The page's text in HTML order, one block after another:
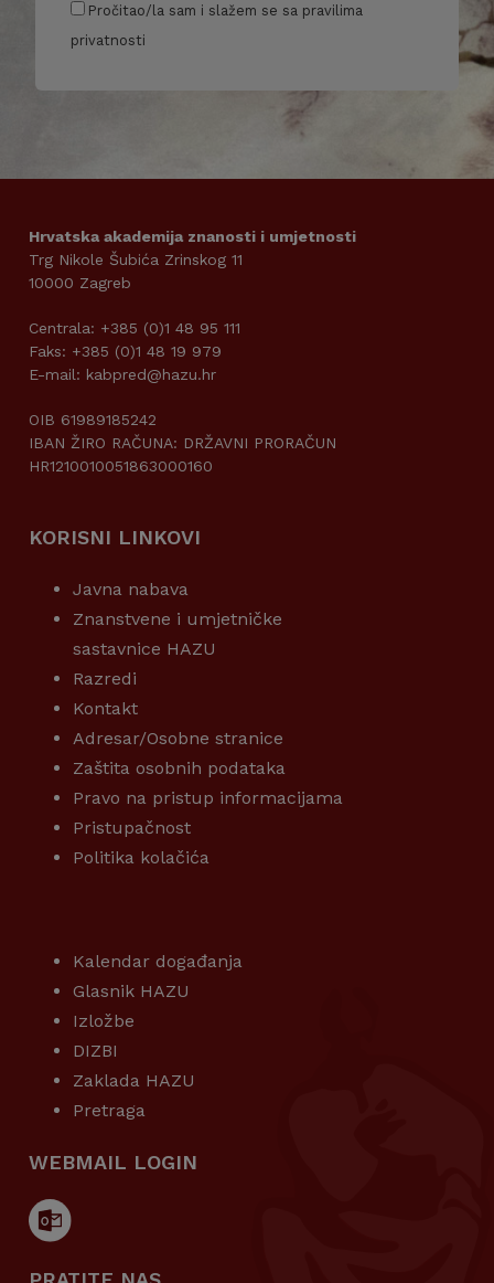
Pročitao/la sam i slažem se sa pravilima
privatnosti
Hrvatska akademija znanosti i umjetnosti
Trg Nikole Šubića Zrinskog 11
10000 Zagreb
Centrala: +385 (0)1 48 95 111
Faks: +385 (0)1 48 19 979
E-mail: kabpred@hazu.hr
OIB 61989185242
IBAN ŽIRO RAČUNA: DRŽAVNI PRORAČUN
HR1210010051863000160
KORISNI LINKOVI
Javna nabava
Znanstvene i umjetničke
sastavnice HAZU
Razredi
Kontakt
Adresar/Osobne stranice
Zaštita osobnih podataka
Pravo na pristup informacijama
Pristupačnost
Politika kolačića
Kalendar događanja
Glasnik HAZU
Izložbe
DIZBI
Zaklada HAZU
Pretraga
WEBMAIL LOGIN